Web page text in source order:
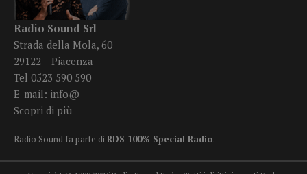
Radio Sound Srl
Strada della Mola, 60
29122 – Piacenza
Tel 0523 590 590
E-mail: info@
Scopri di più
Radio Sound fa parte diRDS 100% Special Radio.